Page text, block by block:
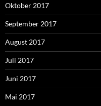
Oktober 2017
September 2017
August 2017
Juli 2017
Juni 2017
Mai 2017